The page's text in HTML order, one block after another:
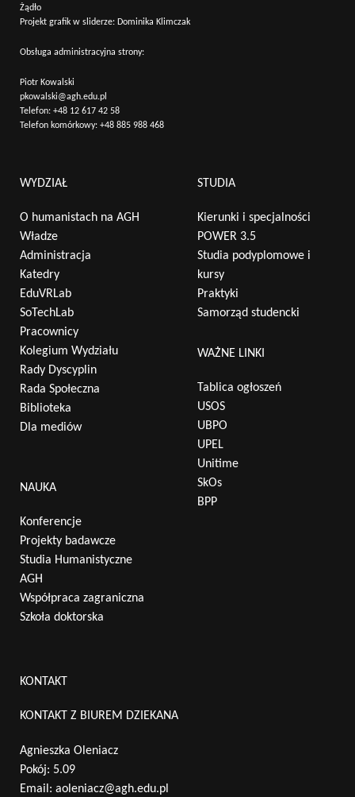
Żądło
Projekt grafik w sliderze: Dominika Klimczak
Obsługa administracyjna strony:
Piotr Kowalski
pkowalski@agh.edu.pl
Telefon: +48 12 617 42 58
Telefon komórkowy: +48 885 988 468
WYDZIAŁ
O humanistach na AGH
Władze
Administracja
Katedry
EduVRLab
SoTechLab
Pracownicy
Kolegium Wydziału
Rady Dyscyplin
Rada Społeczna
Biblioteka
Dla mediów
NAUKA
Konferencje
Projekty badawcze
Studia Humanistyczne
AGH
Współpraca zagraniczna
Szkoła doktorska
STUDIA
Kierunki i specjalności
POWER 3.5
Studia podyplomowe i
kursy
Praktyki
Samorząd studencki
WAŻNE LINKI
Tablica ogłoszeń
USOS
UBPO
UPEL
Unitime
SkOs
BPP
KONTAKT
KONTAKT Z BIUREM DZIEKANA
Agnieszka Oleniacz
Pokój: 5.09
Email: aoleniacz@agh.edu.pl